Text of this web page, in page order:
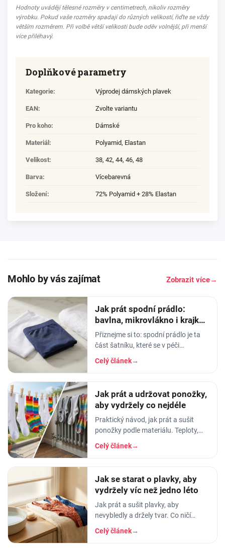
Hodnoty uvádějí tělesné rozměry v centimetrech, nikoliv rozměry
výrobku. Pokud vaše rozměry spadají do různých velikostí, řiďte se vždy
větším rozměrem. Při volbě větší velikosti bude oděv volnější, při menší
více přiléhavý.
Doplňkové parametry
Kategorie: Výprodej dámských plavek
EAN: Zvolte variantu
Pro koho: Dámské
Materiál : Polyamid, Elastan
Velikost: 38, 42, 44, 46, 48
Barva: Vícebarevná
Složení: 72% Polyamid + 28% Elastan
Mohlo by vás zajímat Zobrazit více→
Jak prát spodní prádlo:
bavlna, mikrovlákno i krajka,
aby vydrželo
Přiznejme si to: spodní prádlo je ta
část šatníku, které se v péči
věnujeme nejmíň. Hodíme ho do
pračky se vším ostatním, dáme
Celý článek→
Jak prát a udržovat ponožky,
aby vydržely co nejdéle
Praktický návod, jak prát a sušit
ponožky podle materiálu. Teploty,
aviváž, sušička, žehlení. Vyhnete se
tak sražení, trhání a ztrátě tvaru.
Celý článek→
Jak se starat o plavky, aby
vydržely víc než jedno léto
Jak prát a sušit plavky, aby
nevybledly a držely tvar. Co ničí
elastan, proč plavky proplachovat a
tři nejčastější chyby v péči o plavky.
Celý článek→